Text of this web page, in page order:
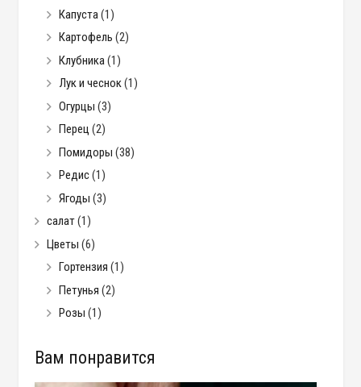
Капуста(1)
Картофель (2)
Клубника(1)
Лук и чеснок(1)
Огурцы (3)
Перец (2)
Помидоры (38)
Редис(1)
Ягоды (3)
салат(1)
Цветы (6)
Гортензия (1)
Петунья (2)
Розы (1)
Вам понравится